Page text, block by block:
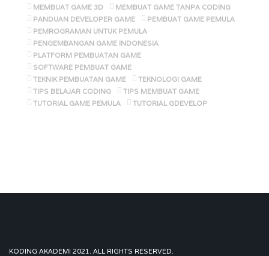
MEMBUAT GAME 3D
MEMBUAT GAME TANPA CODING
PANDUAN DEVELOPER GAME
PEMBUAT GAME PEMULA
PEMROGRAMAN UNTUK PEMULA
PENGEMBANGAN GAME INDONESIA
PLATFORM PEMBUATAN GAME
SOFTWARE PEMBUAT GAME
TEKNIK PEMBUATAN GAME
TEKNOLOGI GAME
TIPS BELAJAR CODING
TIPS MEMBUAT GAME
TUTORIAL GAME PEMULA
TUTORIAL GDEVELOP
KODING AKADEMI 2021. ALL RIGHTS RESERVED.